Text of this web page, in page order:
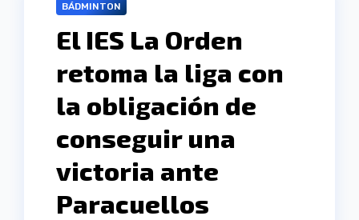
BÁDMINTON
El IES La Orden
retoma la liga con
la obligación de
conseguir una
victoria ante
Paracuellos